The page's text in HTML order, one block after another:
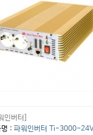
인버터]
명 :파워인버터 Ti-3000-